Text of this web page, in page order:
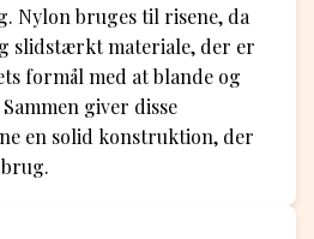
Nylon bruges til risene, da
slidstærkt materiale, der er
formål med at blande og
giver disse
en solid konstruktion, der